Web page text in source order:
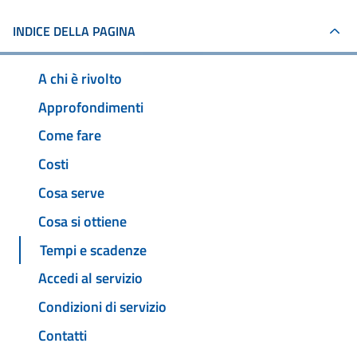
INDICE DELLA PAGINA
A chi è rivolto
Approfondimenti
Come fare
Costi
Cosa serve
Cosa si ottiene
Tempi e scadenze
Accedi al servizio
Condizioni di servizio
Contatti